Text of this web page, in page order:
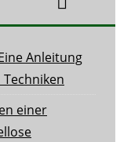
Anleitung
einer